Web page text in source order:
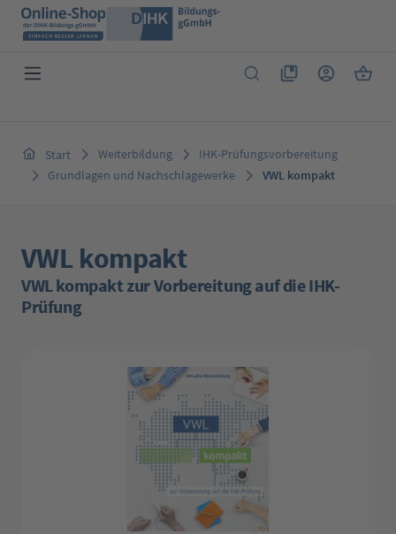
Zum Hauptinhalt springen
Du hast 0 Produkte
Start Weiterbildung
IHK-Prüfungsvorbereitung
Grundlagen und Nachschlagewerke
VWL kompakt
VWL kompakt
VWL kompakt zur Vorbereitung auf die IHK-
Prüfung